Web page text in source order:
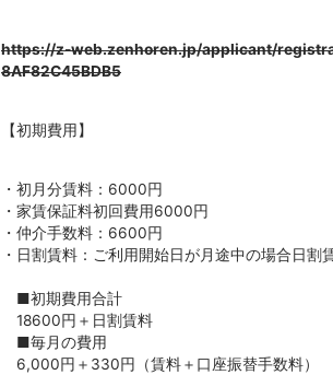
https://z-web.zenhoren.jp/applicant/
8AF82C45BDB5
【初期費用】
・初月分賃料：6000円
・家賃保証料初回費用6000円
・仲介手数料：6600円
・日割賃料：ご利用開始日が月途中の場合日割
■初期費用合計
18600円＋日割賃料
■毎月の費用
6,000円＋330円（賃料＋口座振替手数料）